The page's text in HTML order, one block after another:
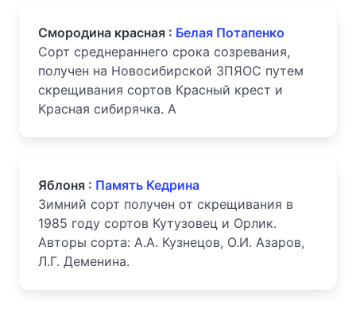
Смородина красная : Белая Потапенко
Сорт среднераннего срока созревания,
получен на Новосибирской ЗПЯОС путем
скрещивания сортов Красный крест и
Красная сибирячка. А
Яблоня : Память Кедрина
Зимний сорт получен от скрещивания в
1985 году сортов Кутузовец и Орлик.
Авторы сорта: А.А. Кузнецов, О.И. Азаров,
Л.Г. Деменина.